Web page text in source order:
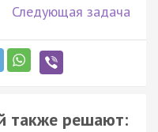
Следующая задача
также решают: